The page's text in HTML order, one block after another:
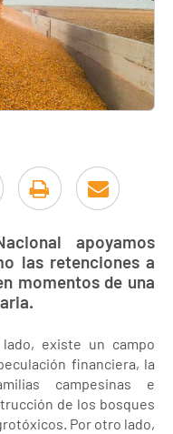
apoyamos
las retenciones a
momentos de una
existe un campo
financiera, la
campesinas e
de los bosques
Por otro lado,